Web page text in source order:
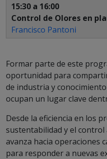
15:30 a 16:00
Control de Olores en
Francisco Pantoni
Formar parte de este
oportunidad para
de industria y
ocupan un lugar clave
Desde la eficiencia en los
sustentabilidad y el
avanza hacia operaciones
para responder a nuevas